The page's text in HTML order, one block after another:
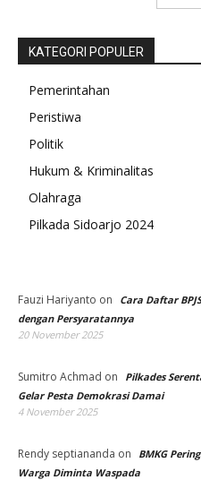
KATEGORI POPULER
Pemerintahan
Peristiwa
Politik
Hukum & Kriminalitas
Olahraga
Pilkada Sidoarjo 2024
Fauzi Hariyanto on
Cara Daftar
dengan Persyaratannya
20 November 2025
Sumitro Achmad on
Pilkades
Gelar Pesta Demokrasi Damai
4 November 2025
Rendy septiananda on
BMKG
Warga Diminta Waspada